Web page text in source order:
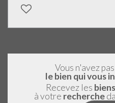
Vous n'avez
le bien qui vous
Recevez les
à votre recherche